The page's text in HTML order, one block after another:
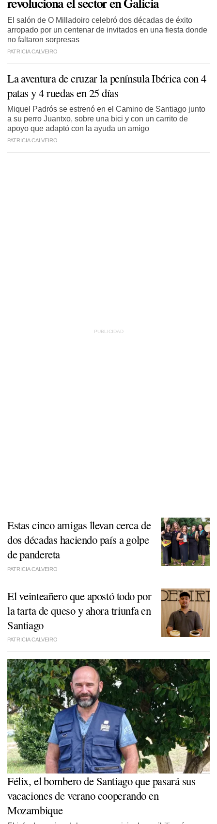
El salón de O Milladoiro celebró dos décadas de éxito
arropado por un centenar de invitados en una fiesta donde
no faltaron sorpresas
PATRICIA CALVEIRO
La aventura de cruzar la península Ibérica con 4
patas y 4 ruedas en 25 días
Miquel Padrós se estrenó en el Camino de Santiago junto
a su perro Juantxo, sobre una bici y con un carrito de
apoyo que adaptó con la ayuda un amigo
PATRICIA CALVEIRO
Estas cinco amigas llevan cerca de
dos décadas haciendo país a golpe
de pandereta
PATRICIA CALVEIRO
El veinteañero que apostó todo por
la tarta de queso y ahora triunfa en
Santiago
PATRICIA CALVEIRO
Félix, el bombero de Santiago que pasará sus
vacaciones de verano cooperando en
Mozambique